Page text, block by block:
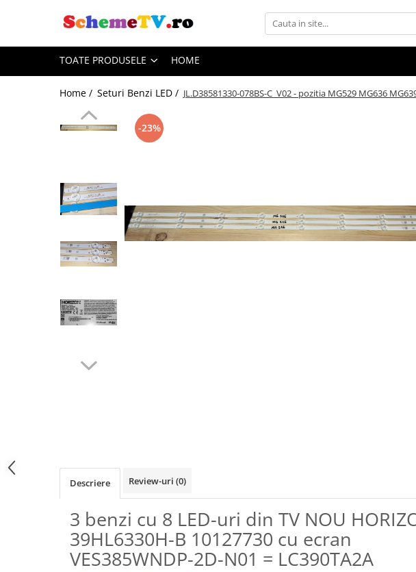
Toate Produsele
Placi de baza
Sursa alimentare
Revista Service TV
TOATE PRODUSELE HOME
Home / Seturi Benzi LED / JL.D38581330-078BS-C_V02 - pozitia MG529 MG636
-23%
Descriere Review-uri (0)
3 benzi cu 8 LED-uri din TV NOU
39HL6330H-B 10127730 cu ecran
VES385WNDP-2D-N01 = LC390TA2A